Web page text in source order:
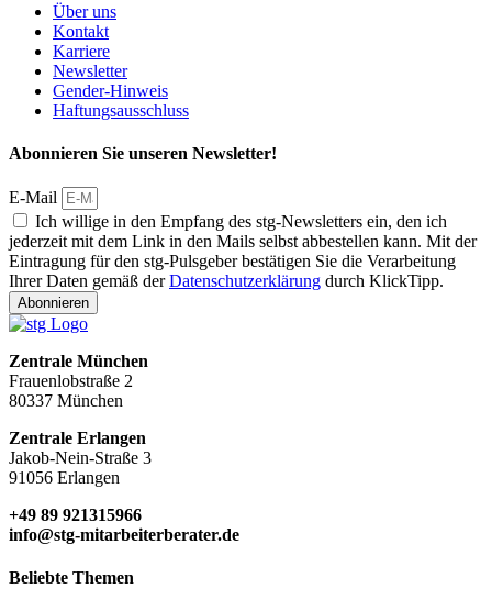
Über uns
Kontakt
Karriere
Newsletter
Gender-Hinweis
Haftungsausschluss
Abonnieren Sie unseren Newsletter!
E-Mail
Ich willige in den Empfang des stg-Newsletters ein, den ich
jederzeit mit dem Link in den Mails selbst abbestellen kann. Mit der
Eintragung für den stg-Pulsgeber bestätigen Sie die Verarbeitung
Ihrer Daten gemäß derDatenschutzerklärung durch KlickTipp.
Abonnieren
Zentrale München
Frauenlobstraße 2
80337 München
Zentrale Erlangen
Jakob-Nein-Straße 3
91056 Erlangen
+49 89 921315966
info@stg-mitarbeiterberater.de
Beliebte Themen